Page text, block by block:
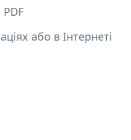
або в Інтернеті